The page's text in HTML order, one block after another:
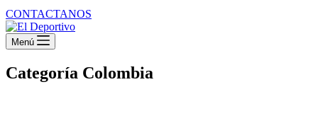
CONTACTANOS
Menú
Categoría Colombia